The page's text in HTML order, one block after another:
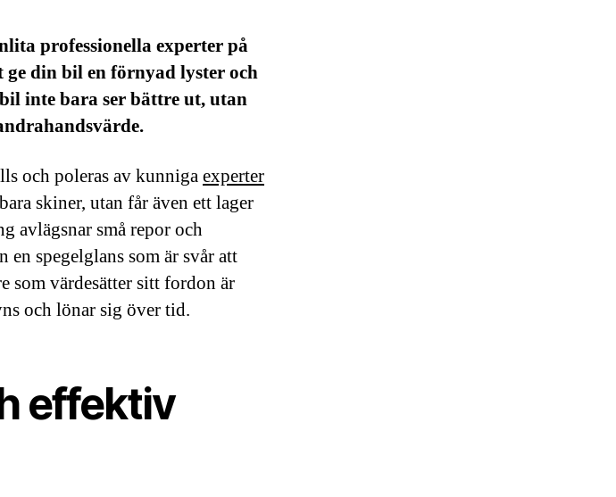
professionella experter på
din bil en förnyad lyster och
inte bara ser bättre ut, utan
och poleras av kunnigaexperter
skiner, utan får även ett lager
avlägsnar små repor och
spegelglans som är svår att
som värdesätter sitt fordon är
och lönar sig över tid.
effektiv